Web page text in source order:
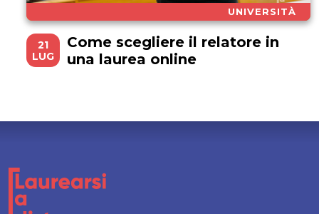
UNIVERSITÀ
21
LUG
Come scegliere il relatore in
una laurea online